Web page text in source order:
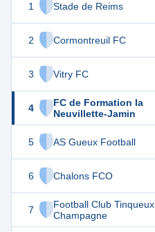
1 Stade de Reims
2 Cormontreuil FC
3 Vitry FC
4
FC de Formation la
Neuvillette-Jamin
5 AS Gueux Football
6 Chalons FCO
7
Football Club Tinqueux
Champagne
25
19
15
13
12 9